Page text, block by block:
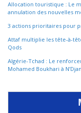
Allocation touristique : Le
annulation des nouvelles
3 actions prioritaires pour
Attaf multiplie les tête-à-
Qods
Algérie-Tchad : Le
Mohamed Boukhari à